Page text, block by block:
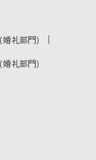
婚礼部門) ｜
婚礼部門)